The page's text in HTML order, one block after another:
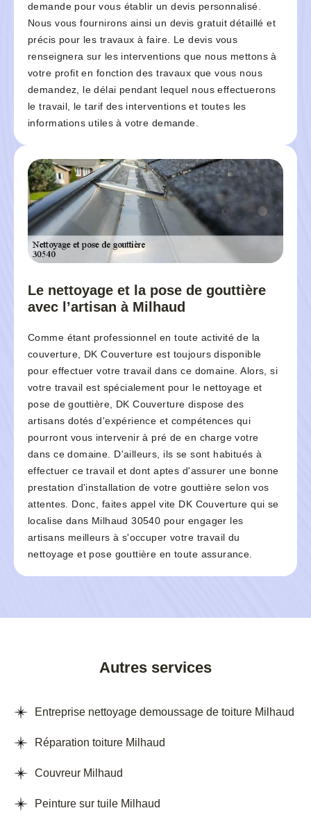
demande pour vous établir un devis personnalisé.
Nous vous fournirons ainsi un devis gratuit détaillé et
précis pour les travaux à faire. Le devis vous
renseignera sur les interventions que nous mettons à
votre profit en fonction des travaux que vous nous
demandez, le délai pendant lequel nous effectuerons
le travail, le tarif des interventions et toutes les
informations utiles à votre demande.
Le nettoyage et la pose de gouttière
avec l’artisan à Milhaud
Comme étant professionnel en toute activité de la
couverture, DK Couverture est toujours disponible
pour effectuer votre travail dans ce domaine. Alors, si
votre travail est spécialement pour le nettoyage et
pose de gouttière, DK Couverture dispose des
artisans dotés d'expérience et compétences qui
pourront vous intervenir à pré de en charge votre
dans ce domaine. D'ailleurs, ils se sont habitués à
effectuer ce travail et dont aptes d'assurer une bonne
prestation d'installation de votre gouttière selon vos
attentes. Donc, faites appel vite DK Couverture qui se
localise dans Milhaud 30540 pour engager les
artisans meilleurs à s'occuper votre travail du
nettoyage et pose gouttière en toute assurance.
Autres services
Entreprise nettoyage demoussage de toiture Milhaud
Réparation toiture Milhaud
Couvreur Milhaud
Peinture sur tuile Milhaud